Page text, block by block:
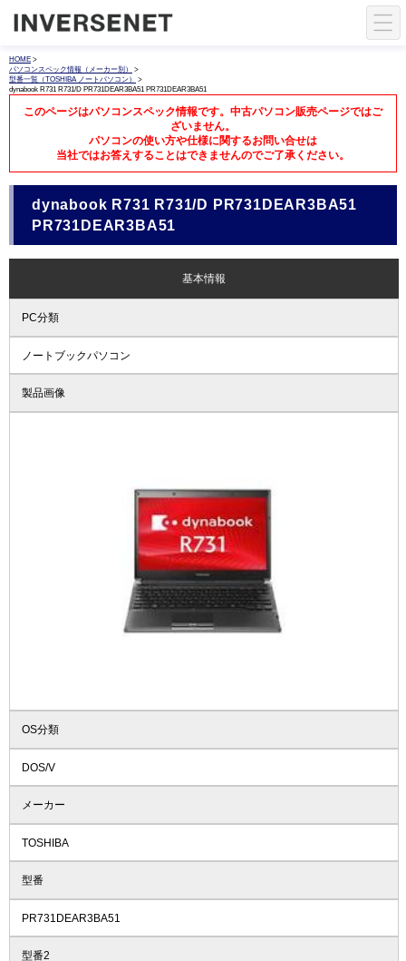
HOME >
パソコンスペック情報（メーカー別）
>
型番一覧（TOSHIBA ノートパソコン）
>
dynabook R731 R731/D PR731DEAR3BA51 PR731DEAR3BA51
このページはパソコンスペック情報です。中古パソコン販売ページではご
ざいません。
パソコンの使い方や仕様に関するお問い合せは
当社ではお答えすることはできませんのでご了承ください。
dynabook R731 R731/D PR731DEAR3BA51
PR731DEAR3BA51
基本情報
PC分類
ノートブックパソコン
製品画像
OS分類
DOS/V
メーカー
TOSHIBA
型番
PR731DEAR3BA51
型番2